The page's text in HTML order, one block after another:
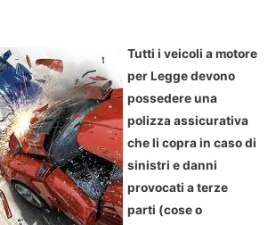
Tutti i veicoli a motore
per Legge devono
possedere una
polizza assicurativa
che li copra in caso di
sinistri e danni
provocati a terze
parti (cose o